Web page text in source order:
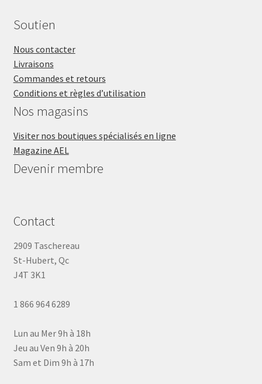
Soutien
Nous contacter
Livraisons
Commandes et retours
Conditions et règles d’utilisation
Nos magasins
Visiter nos boutiques spécialisés en ligne
Magazine AEL
Devenir membre
Contact
2909 Taschereau
St-Hubert, Qc
J4T 3K1
1 866 964 6289
Lun au Mer 9h à 18h
Jeu au Ven 9h à 20h
Sam et Dim 9h à 17h